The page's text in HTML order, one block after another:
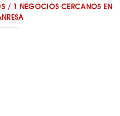
/ 1 NEGOCIOS CERCANOS EN